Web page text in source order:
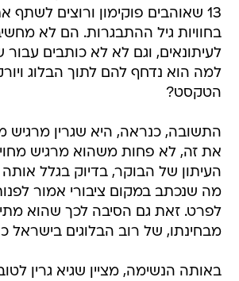
13 שאוהבים פוקימון ורוצים לשתף
בחוויות גיל ההתבגרות. הם לא
לעיתונאים, וגם לא לא כותבים עבור
למה הוא נדחף להם לתוך הבלוג
הטקסט?
התשובה, כנראה, היא שגרין מרגיש
את זה, לא פחות משהוא מרגיש
העיתון של הבוקר, בדיוק בגלל
מה שנכתב במקום ציבורי אמור
לפרט. זאת גם הסיבה לכך שהוא
מבחינתו, של רוב הבלוגים בישראל
באותה הנשימה, מציין שגיא גרין